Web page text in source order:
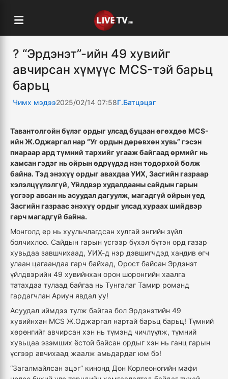
? “Эрдэнэт”-ийн 49 хувийг
авчирсан хүмүүс MCS-тэй барьц
барьц
Чимх мэдээ2025/02/14 07:58Г.Батцэцэг
Тавантолгойн бүлэг ордыг улсад буцаан өгөхдөө MCS-
ийн Ж.Оджаргал нар “Уг ордын дөрөвхөн хувь” гэсэн
пиараар ард түмний тархийг угааж байгаад өрмийг нь
хамсан гэдэг нь ойрын өдрүүдэд нэн тодорхой болж
байна. Тэд энэхүү ордыг авахдаа УИХ, Засгийн газраар
хэлэлцүүлэлгүй, Үйлдвэр худалдааны сайдын гарын
үсгээр авсан нь асуудал дагуулж, магадгүй ойрын үед
Засгийн газраас энэхүү ордыг улсад хураах шийдвэр
гарч магадгүй байна.
Монголд ер нь хуульчлагдсан хулгай энгийн зүйл
болчихлоо. Сайдын гарын үсгээр бүхэл бүтэн орд газар
хувьдаа завшчихаад, УИХ-д нэр дэвшигчдэд хандив өгч
улаан цагаандаа гарч байхад, Орост байсан Эрдэнэт
үйлдвэрийн 49 хувийнхан орон шоронгийн хаалга
татахдаа тулаад байгаа нь Тунгалаг Тамир романд
гардагчлан Ариун явдал уу!
Асуудал иймдээ тулж байгаа бол Эрдэнэтийн 49
хувийнхан MCS Ж.Оджаргал нартай барьц барьц! Түмний
хөрөнгийг авчирсан хэн нь түмэнд чичлүүлж, түмний
хувьцаа эзэмших ёстой байсан ордыг хэн нь ганц гарын
үсгээр авчихаад жаалж амьдардаг юм бэ!
“Загалмайлсан эцэг” кинонд Дон Корлеоногийн мафи